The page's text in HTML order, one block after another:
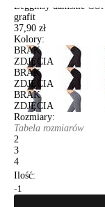
Legginsy damskie
grafit
37,90 zł
Kolory:
BRAK
ZDJĘCIA
BRAK
ZDJĘCIA
BRAK
ZDJĘCIA
Rozmiary:
Tabela rozmiarów
2
3
4
Ilość:
-